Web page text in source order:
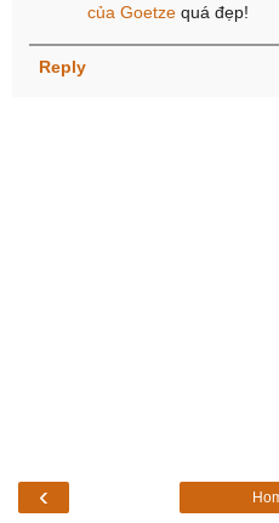
của Goetze quá đẹp!
Reply
‹